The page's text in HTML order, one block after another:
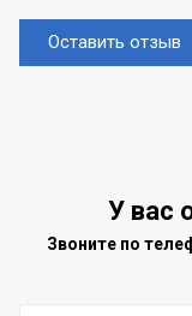
Оставить отзыв
У вас
Звоните по